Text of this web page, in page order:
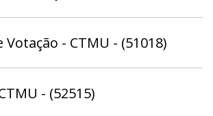
Votação - CTMU - (51018)
- (52515)